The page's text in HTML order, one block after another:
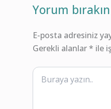
Yorum bırakın
E-posta adresiniz
Gerekli alanlar* ile
Buraya
yazın..